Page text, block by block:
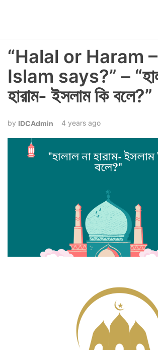
“Halal or Haram
Islam says?” –
হারাম- ইসলাম কি বলে?”
IDCAdmin 4 years ago